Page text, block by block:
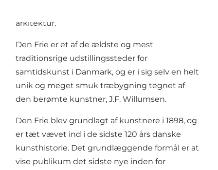
arkitektur.
Den Frie er et af de ældste og mest
traditionsrige udstillingssteder for
samtidskunst i Danmark, og er i sig selv en helt
unik og meget smuk træbygning tegnet af
den berømte kunstner, J.F. Willumsen.
Den Frie blev grundlagt af kunstnere i 1898, og
er tæt vævet ind i de sidste 120 års danske
kunsthistorie. Det grundlæggende formål er at
vise publikum det sidste nye inden for